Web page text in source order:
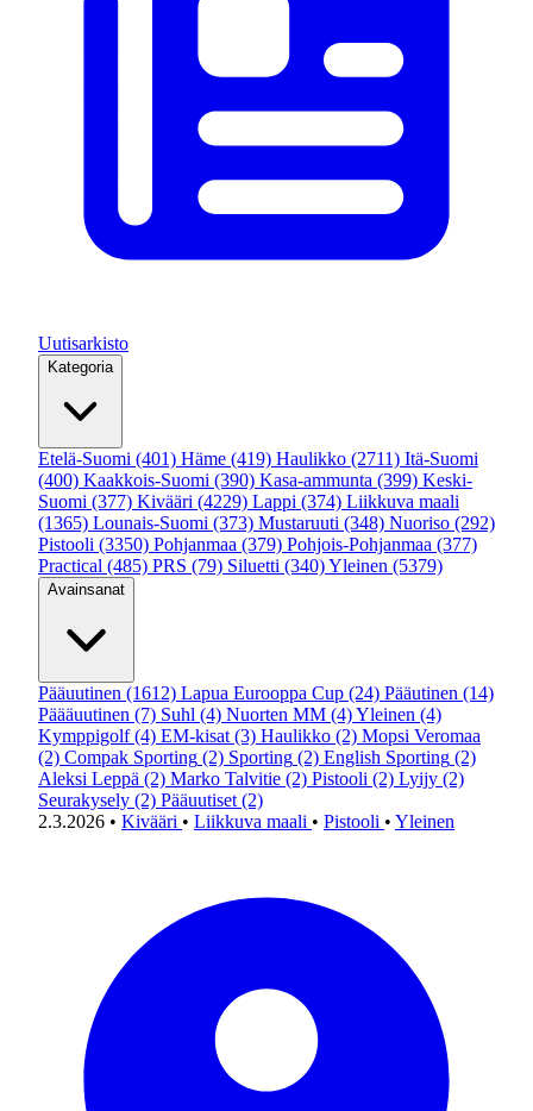
Uutisarkisto
Kategoria
Etelä-Suomi (401) Häme (419) Haulikko (2711) Itä-Suomi
(400) Kaakkois-Suomi (390) Kasa-ammunta (399) Keski-
Suomi (377) Kivääri (4229) Lappi (374) Liikkuva maali
(1365) Lounais-Suomi (373) Mustaruuti (348) Nuoriso (292)
Pistooli (3350) Pohjanmaa (379) Pohjois-Pohjanmaa (377)
Practical (485) PRS (79) Siluetti (340)Yleinen (5379)
Avainsanat
Pääuutinen (1612) Lapua Eurooppa Cup (24) Pääutinen (14)
Päääuutinen (7) Suhl (4) Nuorten MM (4)Yleinen (4)
Kymppigolf (4) EM-kisat (3) Haulikko (2) Mopsi Veromaa
(2) Compak Sporting (2) Sporting (2) English Sporting (2)
Aleksi Leppä (2) Marko Talvitie (2) Pistooli (2) Lyijy (2)
Seurakysely (2) Pääuutiset (2)
2.3.2026 • Kivääri • Liikkuva maali • Pistooli • Yleinen